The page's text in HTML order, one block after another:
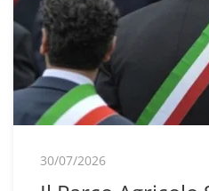
30/07/2026